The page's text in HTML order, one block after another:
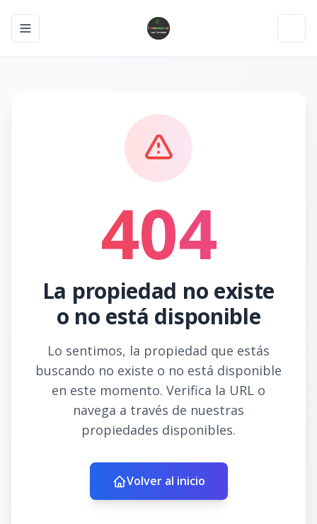
Toggle navigation menu
404
La propiedad no existe
o no está disponible
Lo sentimos, la propiedad que estás
buscando no existe o no está disponible
en este momento. Verifica la URL o
navega a través de nuestras
propiedades disponibles.
Volver al inicio